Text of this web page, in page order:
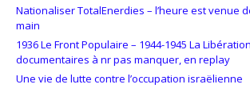
Nationaliser TotalEnerdies – l’heure est venue
main
1936 Le Front Populaire – 1944-1945 La
documentaires à nr pas manquer, en replay
Une vie de lutte contre l’occupation israëlienne